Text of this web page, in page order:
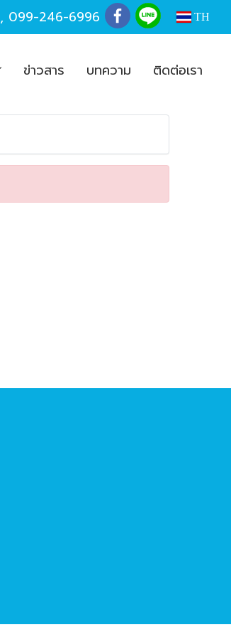
, 099-246-6996 TH
ข่าวสาร บทความ ติดต่อเรา